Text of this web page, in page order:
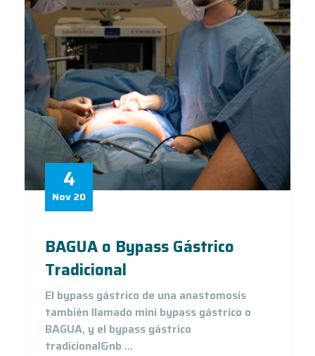
BAGUA o Bypass Gástrico
Tradicional
4
Nov 20
El bypass gástrico de una anastomosis
también llamado mini bypass gástrico o
BAGUA, y el bypass gástrico
tradicional&nb ...